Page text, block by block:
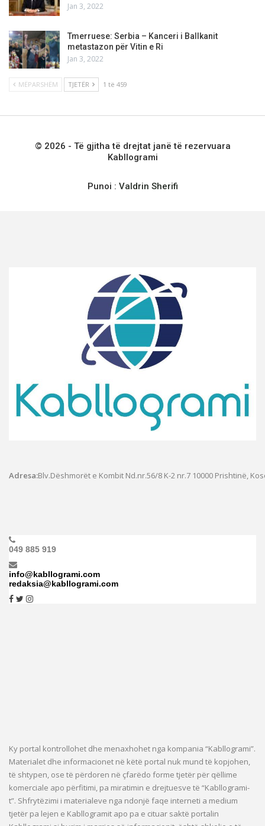
Jan 3, 2022
Tmerruese: Serbia – Kanceri i Ballkanit
metastazon për Vitin e Ri
Jan 3, 2022
MËPARSHËM TJETËR 1 të 459
© 2026 - Të gjitha të drejtat janë të rezervuara
Kabllogrami
Punoi : Valdrin Sherifi
Adresa:Blv.Dëshmorët e Kombit Nd.nr.56/8 K-2 nr.7 10000 Prishtinë,
049 885 919
info@kabllogrami.com
redaksia@kabllogrami.com
Ky portal kontrollohet dhe menaxhohet nga kompania “Kabllogrami”.
Materialet dhe informacionet në këtë portal nuk mund të kopjohen,
të shtypen, ose të përdoren në çfarëdo forme tjetër për qëllime
komerciale apo përfitimi, pa miratimin e drejtuesve të “Kabllogrami-
t”. Shfrytëzimi i materialeve nga ndonjë faqe interneti a medium
tjetër pa lejen e Kabllogramit apo pa e cituar saktë portalin